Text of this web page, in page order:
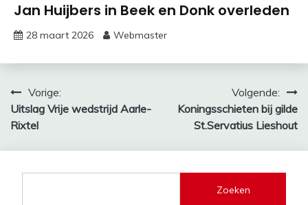
Jan Huijbers in Beek en Donk overleden
28 maart 2026 Webmaster
Bericht
navigatie
Vorige:
Uitslag Vrije wedstrijd Aarle-
Rixtel
Volgende:
Koningsschieten bij gilde
St.Servatius Lieshout
Zoeken